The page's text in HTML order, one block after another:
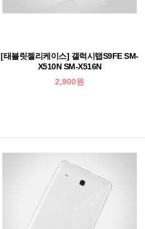
[태블릿젤리케이스] 갤럭시탭S9FE SM-
X510N SM-X516N
2,900원